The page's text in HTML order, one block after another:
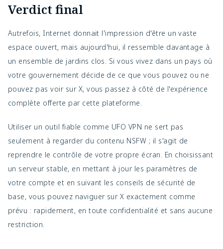
Verdict final
Autrefois, Internet donnait l'impression d'être un vaste
espace ouvert, mais aujourd'hui, il ressemble davantage à
un ensemble de jardins clos. Si vous vivez dans un pays où
votre gouvernement décide de ce que vous pouvez ou ne
pouvez pas voir sur X, vous passez à côté de l'expérience
complète offerte par cette plateforme.
Utiliser un outil fiable comme UFO VPN ne sert pas
seulement à regarder du contenu NSFW ; il s'agit de
reprendre le contrôle de votre propre écran. En choisissant
un serveur stable, en mettant à jour les paramètres de
votre compte et en suivant les conseils de sécurité de
base, vous pouvez naviguer sur X exactement comme
prévu : rapidement, en toute confidentialité et sans aucune
restriction.